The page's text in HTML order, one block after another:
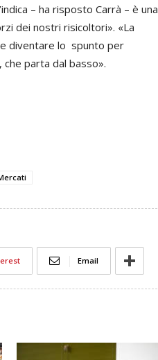
– ha risposto Carrà – è una
dei nostri risicoltori». «La
diventare lo spunto per
parta dal basso».
Email